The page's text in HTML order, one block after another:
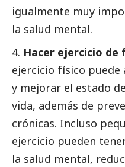
igualmente muy
la salud mental.
Hacer ejercicio de
ejercicio físico puede
y mejorar el estado
vida, además de
crónicas. Incluso
ejercicio pueden
la salud mental,